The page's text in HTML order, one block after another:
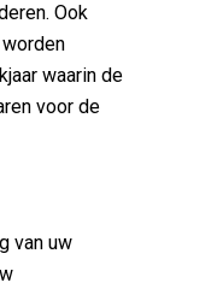
Ook
waarin de
voor de
van uw